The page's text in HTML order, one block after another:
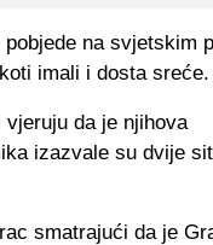
na svjetskim
imali i dosta sreće.
da je njihova
izazvale su dvije
smatrajući da je